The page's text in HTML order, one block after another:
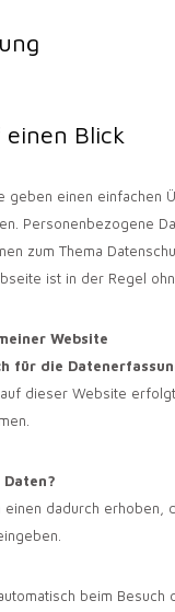
einen Blick
geben einen einfachen
Personenbezogene
zum Thema
ist in der Regel
Website
für die
dieser Website
dadurch erhoben,
beim